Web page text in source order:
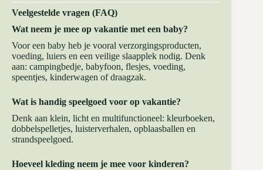
Veelgestelde vragen (FAQ)
Wat neem je mee op vakantie met een baby?
Voor een baby heb je vooral verzorgingsproducten,
voeding, luiers en een veilige slaapplek nodig. Denk
aan: campingbedje, babyfoon, flesjes, voeding,
speentjes, kinderwagen of draagzak.
Wat is handig speelgoed voor op vakantie?
Denk aan klein, licht en multifunctioneel: kleurboeken,
dobbelspelletjes, luisterverhalen, opblaasballen en
strandspeelgoed.
Hoeveel kleding neem je mee voor kinderen?